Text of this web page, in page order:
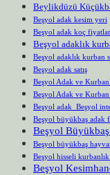
Beylikdüzü
Beşyol adak kesim yeri
Beşyol adak koç
Beşyol adaklık
Beşyol adaklık kurban
Beşyol adak satış
Beşyol Adak ve
Beşyol Adak ve Kurban
Beşyol adak Beşyol
Beşyol büyükbaş adak
Beşyol Büyükbaş
Beşyol büyükbaş
Beşyol hisseli kurbanlık
Beşyol